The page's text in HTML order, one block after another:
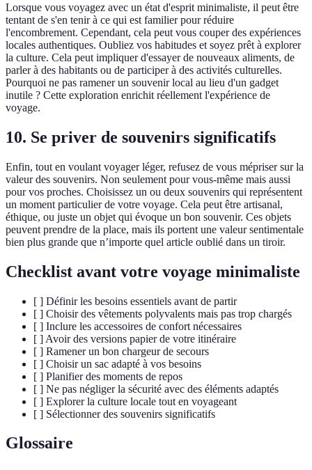
Lorsque vous voyagez avec un état d'esprit minimaliste, il peut être
tentant de s'en tenir à ce qui est familier pour réduire
l'encombrement. Cependant, cela peut vous couper des expériences
locales authentiques. Oubliez vos habitudes et soyez prêt à explorer
la culture. Cela peut impliquer d'essayer de nouveaux aliments, de
parler à des habitants ou de participer à des activités culturelles.
Pourquoi ne pas ramener un souvenir local au lieu d'un gadget
inutile ? Cette exploration enrichit réellement l'expérience de
voyage.
10. Se priver de souvenirs significatifs
Enfin, tout en voulant voyager léger, refusez de vous mépriser sur la
valeur des souvenirs. Non seulement pour vous-même mais aussi
pour vos proches. Choisissez un ou deux souvenirs qui représentent
un moment particulier de votre voyage. Cela peut être artisanal,
éthique, ou juste un objet qui évoque un bon souvenir. Ces objets
peuvent prendre de la place, mais ils portent une valeur sentimentale
bien plus grande que n’importe quel article oublié dans un tiroir.
Checklist avant votre voyage minimaliste
[ ] Définir les besoins essentiels avant de partir
[ ] Choisir des vêtements polyvalents mais pas trop chargés
[ ] Inclure les accessoires de confort nécessaires
[ ] Avoir des versions papier de votre itinéraire
[ ] Ramener un bon chargeur de secours
[ ] Choisir un sac adapté à vos besoins
[ ] Planifier des moments de repos
[ ] Ne pas négliger la sécurité avec des éléments adaptés
[ ] Explorer la culture locale tout en voyageant
[ ] Sélectionner des souvenirs significatifs
Glossaire